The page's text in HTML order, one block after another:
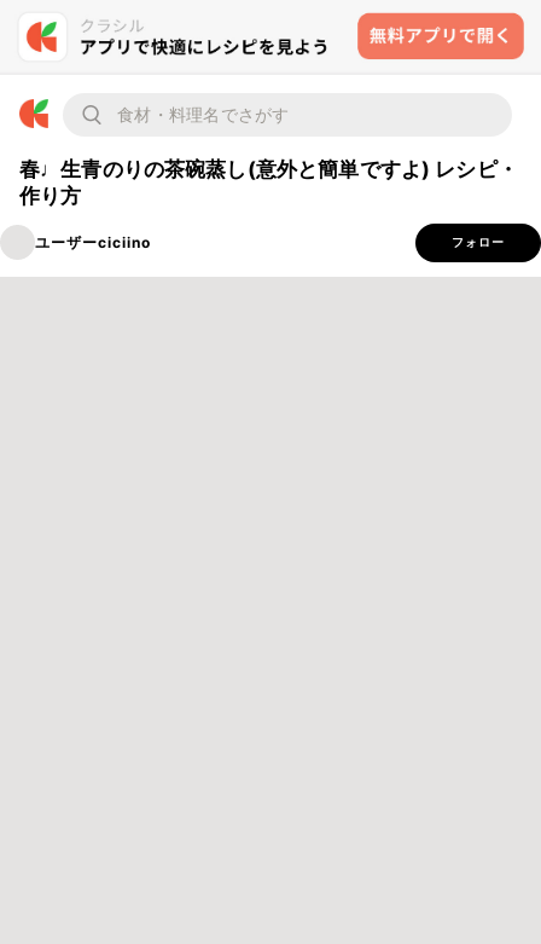
春♩生青のりの茶碗蒸し(意外と簡単ですよ) レシピ・
作り方
ユーザーciciino フォロー